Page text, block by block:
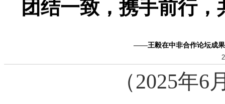
团结一致，携手前行
——王毅在中非合作论坛成果
（2025年6